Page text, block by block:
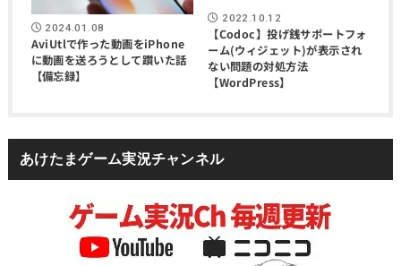
2024.01.08
AviUtlで作った動画をiPhone
に動画を送ろうとして躓いた話
【備忘録】
2022.10.12
【Codoc】投げ銭サポートフォ
ーム(ウィジェット)が表示され
ない問題の対処方法
【WordPress】
あけたまゲーム実況チャンネル